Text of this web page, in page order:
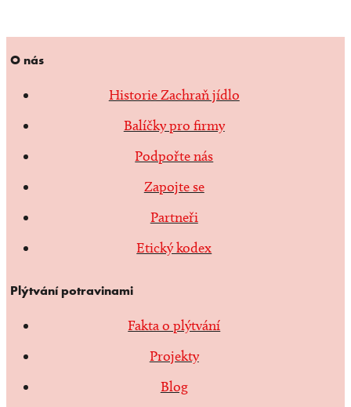
O nás
Historie Zachraň jídlo
Balíčky pro firmy
Podpořte nás
Zapojte se
Partneři
Etický kodex
Plýtvání potravinami
Fakta o plýtvání
Projekty
Blog